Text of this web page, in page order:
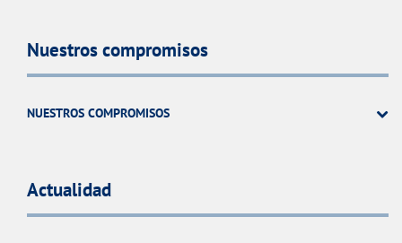
Nuestros compromisos
NUESTROS COMPROMISOS
Actualidad